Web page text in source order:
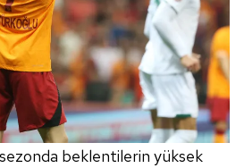
beklentilerin yüksek